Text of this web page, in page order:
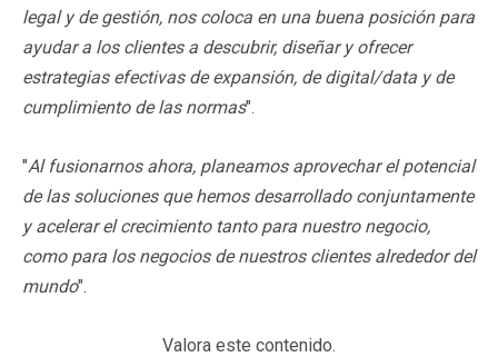
legal y de gestión, nos coloca en una buena posición para
ayudar a los clientes a descubrir, diseñar y ofrecer
estrategias efectivas de expansión, de digital/data y de
cumplimiento de las normas".
"Al fusionarnos ahora, planeamos aprovechar el potencial
de las soluciones que hemos desarrollado conjuntamente
y acelerar el crecimiento tanto para nuestro negocio,
como para los negocios de nuestros clientes alrededor del
mundo".
Valora este contenido.